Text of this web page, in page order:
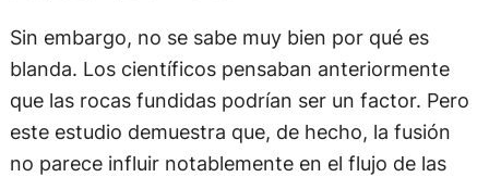
Sin embargo, no se sabe muy bien por qué es
blanda. Los científicos pensaban anteriormente
que las rocas fundidas podrían ser un factor. Pero
este estudio demuestra que, de hecho, la fusión
no parece influir notablemente en el flujo de las